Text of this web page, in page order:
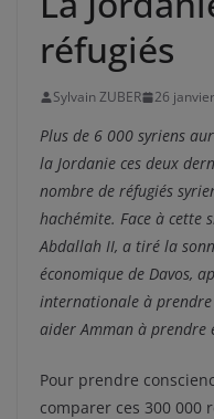
réfugiés
Sylvain ZUBER 26
Plus de 6 000 syriens
la Jordanie ces deux
nombre de réfugiés
hachémite. Face à cette
Abdallah II, a tiré la
économique de Davos,
internationale à
aider Amman à prendre
Pour prendre
comparer ces 300 000